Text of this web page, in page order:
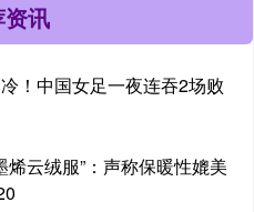
讯
！中国女足一夜连吞2场败
云绒服”：声称保暖性媲美